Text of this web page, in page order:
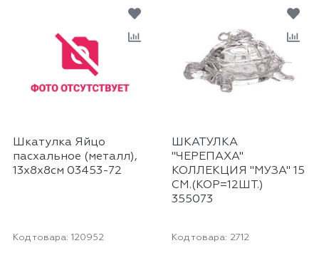
Шкатулка Яйцо
пасхальное (металл),
13х8х8см 03453-72
ШКАТУЛКА
"ЧЕРЕПАХА"
КОЛЛЕКЦИЯ "МУЗА" 15
СМ.(КОР=12ШТ.)
355073
Код товара: 120952 Код товара: 2712